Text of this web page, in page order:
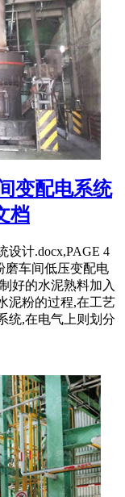
变配电系统
档
设计.docx,PAGE 4
磨车间低压变配电
好的水泥熟料加入
泥粉的过程,在工艺
统,在电气上则划分